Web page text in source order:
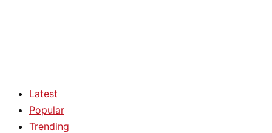
Latest
Popular
Trending